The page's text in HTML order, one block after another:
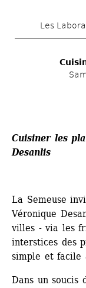
au
Les
Cuisiner les
Desanlis
La Semeuse
Véronique
villes - via les
interstices des
simple et facile
Dans un